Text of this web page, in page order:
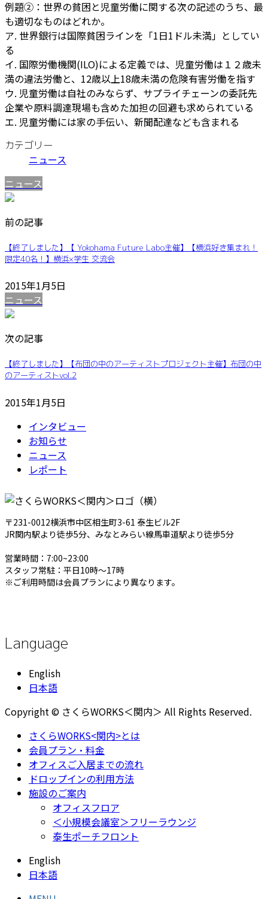
例題②：世界の貧困と児童労働に関する次の記述のうち、 最
も適切なものはどれか。
ア. 世界銀行は国際貧困ラインを「1日1ドル未満」としてい
る
イ. 国際労働機関(ILO)による定義では、児童労働は１２歳未
満の違法労働と、12歳以上18歳未満の危険有害労働を指す
ウ. 児童労働は自社のみならず、サプライチェーンの委託先
企業や原料調達現場も含めた加担の回避も求められている
エ. 児童労働には家の手伝い、新聞配達なども含まれる
カテゴリー
ニュース
ニュース
前の記事
【終了しました】【 Yokohama Future Labo主催】【横浜好き集まれ！
限定40名！】横浜×学生 交流会
2015年1月5日
ニュース
次の記事
【終了しました】【布団の中のアーティストプロジェクト主催】布団の中
のアーティストvol.2
2015年1月5日
インタビュー
お知らせ
ニュース
レポート
〒231-0012横浜市中区相生町3-61 泰生ビル2F
JR関内駅より徒歩5分、みなとみらい線馬車道駅より徒歩5分
営業時間：7:00~23:00
スタッフ常駐：平日10時～17時
※ご利用時間は会員プランにより異なります。
Language
English
日本語
Copyright © さくらWORKS＜関内＞ All Rights Reserved.
さくらWORKS<関内>とは
会員プラン・料金
オフィスご入居までの流れ
ドロップインの利用方法
施設のご案内
オフィスフロア
＜小規模会議室＞フリーラウンジ
泰生ポーチフロント
English
日本語